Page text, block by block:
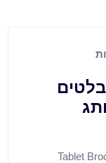
Tablet